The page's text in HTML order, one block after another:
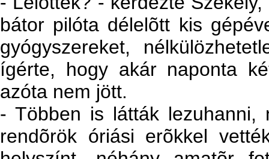
bátor pilóta délelõtt kis
gyógyszereket,
ígérte, hogy akár naponta
azóta nem jött.
- Többen is látták lezuhanni,
rendõrök óriási erõkkel